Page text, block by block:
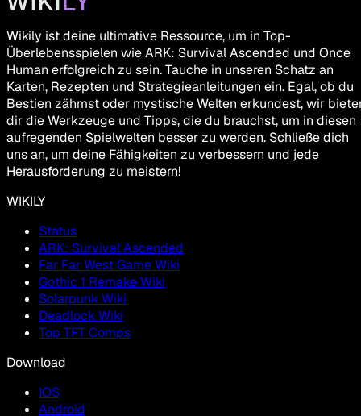
Wikily ist deine ultimative Ressource, um in Top-
Überlebensspielen wie ARK: Survival Ascended und Once
Human erfolgreich zu sein. Tauche in unseren Schatz an
Karten, Rezepten und Strategieanleitungen ein. Egal, ob du
Bestien zähmst oder mystische Welten erkundest, wir
dir die Werkzeuge und Tipps, die du brauchst, um in diesen
aufregenden Spielwelten besser zu werden. Schließe dich
uns an, um deine Fähigkeiten zu verbessern und jede
Herausforderung zu meistern!
WIKILY
Status
ARK: Survival Ascended
Far Far West Game Wiki
Gothic 1 Remake Wiki
Solarpunk Wiki
Deadlock Wiki
Top TFT Comps
Download
IOS
Android